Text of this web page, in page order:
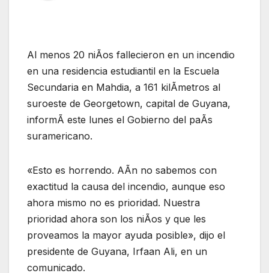
Al menos 20 niÃos fallecieron en un incendio
en una residencia estudiantil en la Escuela
Secundaria en Mahdia, a 161 kilÃmetros al
suroeste de Georgetown, capital de Guyana,
informÃ este lunes el Gobierno del paÃs
suramericano.
«Esto es horrendo. AÃn no sabemos con
exactitud la causa del incendio, aunque eso
ahora mismo no es prioridad. Nuestra
prioridad ahora son los niÃos y que les
proveamos la mayor ayuda posible», dijo el
presidente de Guyana, Irfaan Ali, en un
comunicado.